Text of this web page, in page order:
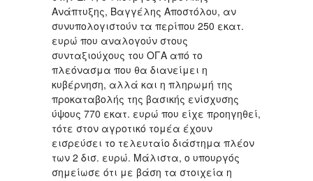
Ανάπτυξης, Βαγγέλης Αποστόλου, αν
συνυπολογιστούν τα περίπου 250 εκατ.
ευρώ που αναλογούν στους
συνταξιούχους του ΟΓΑ από το
πλεόνασμα που θα διανείμει η
κυβέρνηση, αλλά και η πληρωμή της
προκαταβολής της βασικής ενίσχυσης
ύψους 770 εκατ. ευρώ που είχε προηγηθεί,
τότε στον αγροτικό τομέα έχουν
εισρεύσει το τελευταίο διάστημα πλέον
των 2 δισ. ευρώ. Μάλιστα, ο υπουργός
σημείωσε ότι με βάση τα στοιχεία η